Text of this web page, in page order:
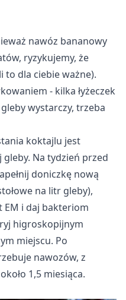
nawóz bananowy
ryzykujemy, że
to dla ciebie ważne).
- kilka łyżeczek
wystarczy, trzeba
koktajlu jest
Na tydzień przed
doniczkę nową
na litr gleby),
i daj bakteriom
higroskopijnym
miejscu. Po
nawozów, z
1,5 miesiąca.